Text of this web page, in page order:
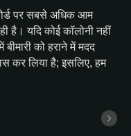
पर सबसे अधिक आम
है। यदि कोई कॉलोनी नहीं
बीमारी को हराने में मदद
कर लिया है; इसलिए, हम